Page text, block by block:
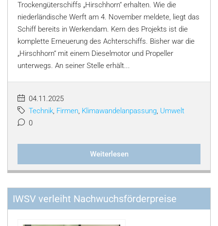
Trockengüterschiffs „Hirschhorn“ erhalten. Wie die
niederländische Werft am 4. November meldete, liegt das
Schiff bereits in Werkendam. Kern des Projekts ist die
komplette Erneuerung des Achterschiffs. Bisher war die
„Hirschhorn“ mit einem Dieselmotor und Propeller
unterwegs. An seiner Stelle erhält...
04.11.2025
Technik, Firmen, Klimawandelanpassung, Umwelt
0
Weiterlesen
IWSV verleiht Nachwuchsförderpreise